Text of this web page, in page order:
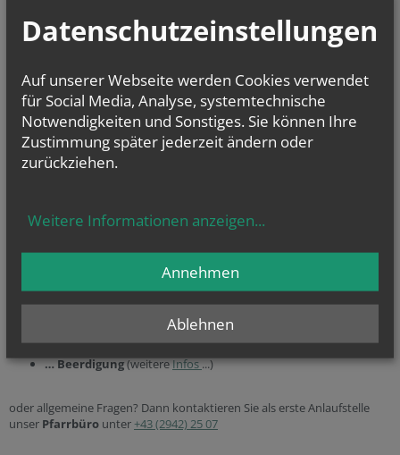
Heiligen geweiht, das so genannte Patrozinium von Unterretzbach
ist: St. Jakobus d. Ä. (vor 1300, neu errichtet 1620).
gotischen Kirche errichtet wurde. Der mächtige Westturm wurde in
seiner heutigen Form einige Jahre später errichtet. Bis zum ersten
Rundbogenfenster dürfte der Turm bereits seit der Römerzeit Bestand
haben. Innenausstattung: Stukaturarbeiten, Marmorkanzel,
Wandfresken Das Hochaltarbild zeigt rechts unten die Ansicht von
Unterretzbach im 18. Jhdt. Vor dem Volksaltar befindet sich eine Gruft
(weitereInfos
Infos...)
… Hochzeit(weitereInfos...)und
… Beerdigung(weitereInfos...)
oder allgemeine Fragen? Dann kontaktieren Sie als erste Anlaufstelle
unser Pfarrbüro unter +43 (2942) 25 07
Datenschutzeinstellungen
Auf unserer Webseite werden Cookies verwendet
für Social Media, Analyse, systemtechnische
Notwendigkeiten und Sonstiges. Sie können Ihre
Zustimmung später jederzeit ändern oder
zurückziehen.
Weitere Informationen anzeigen...
Ablehnen
Annehmen